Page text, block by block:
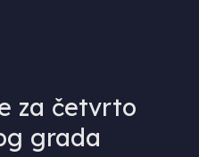
za četvrto
grada